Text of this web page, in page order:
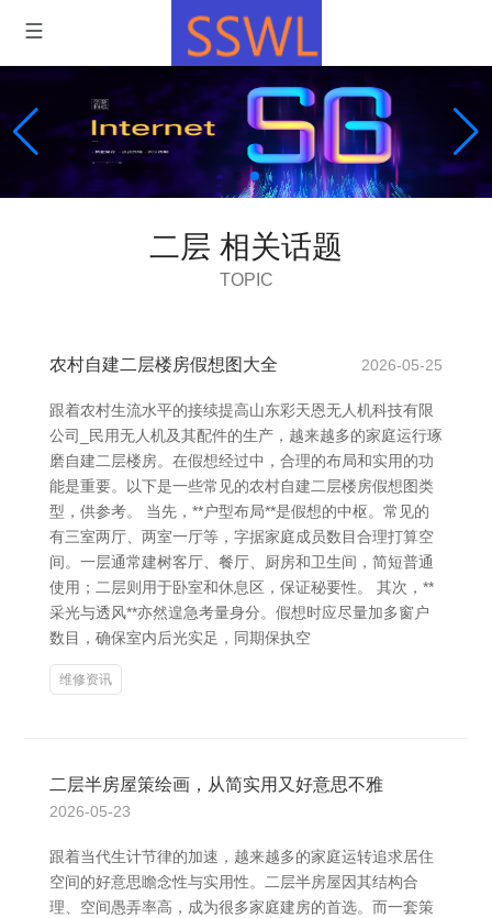
二层 相关话题
TOPIC
农村自建二层楼房假想图大全 2026-05-25
跟着农村生流水平的接续提高山东彩天恩无人机科技有限
公司_民用无人机及其配件的生产，越来越多的家庭运行琢
磨自建二层楼房。在假想经过中，合理的布局和实用的功
能是重要。以下是一些常见的农村自建二层楼房假想图类
型，供参考。 当先，**户型布局**是假想的中枢。常见的
有三室两厅、两室一厅等，字据家庭成员数目合理打算空
间。一层通常建树客厅、餐厅、厨房和卫生间，简短普通
使用；二层则用于卧室和休息区，保证秘要性。 其次，**
采光与透风**亦然遑急考量身分。假想时应尽量加多窗户
数目，确保室内后光实足，同期保执空
维修资讯
二层半房屋策绘画，从简实用又好意思不雅
2026-05-23
跟着当代生计节律的加速，越来越多的家庭运转追求居住
空间的好意思瞻念性与实用性。二层半房屋因其结构合
理、空间愚弄率高，成为很多家庭建房的首选。而一套策